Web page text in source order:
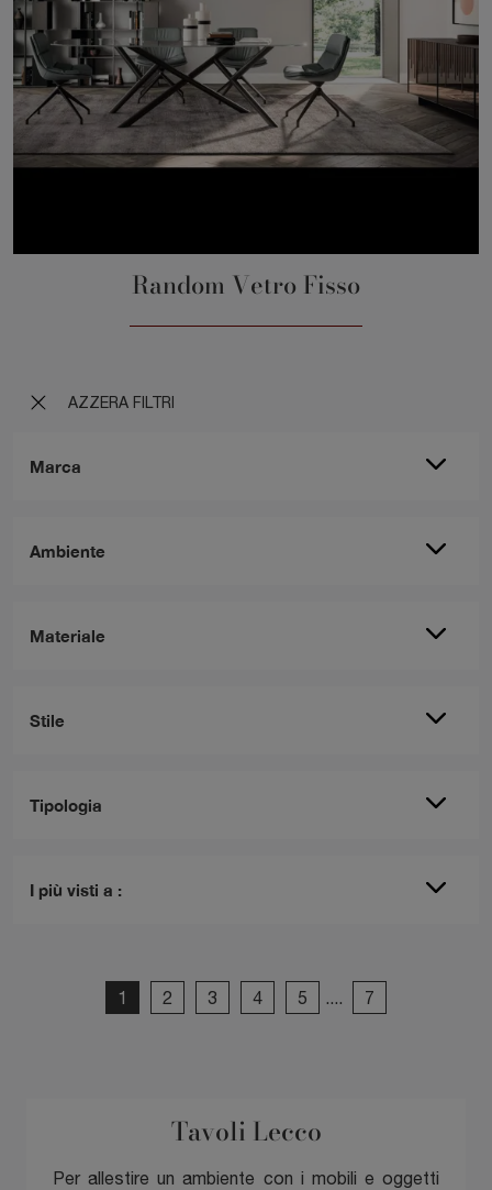
AZZERA FILTRI
Marca
Ambiente
Materiale
Stile
Tipologia
I più visti a :
Random Vetro Fisso
1 2 3 4 5 .... 7
Tavoli Lecco
Per allestire un ambiente con i mobili e oggetti